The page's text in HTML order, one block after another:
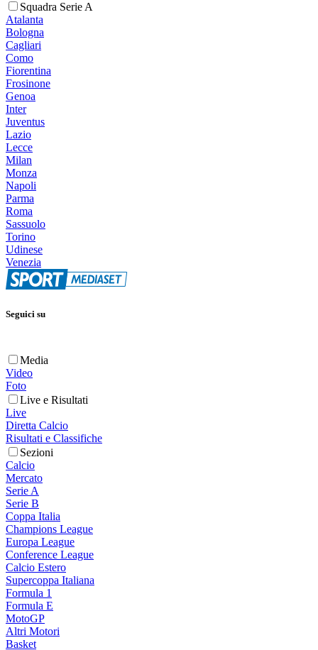
Squadra Serie A
Atalanta
Bologna
Cagliari
Como
Fiorentina
Frosinone
Genoa
Inter
Juventus
Lazio
Lecce
Milan
Monza
Napoli
Parma
Roma
Sassuolo
Torino
Udinese
Venezia
Seguici su
Media
Video
Foto
Live e Risultati
Live
Diretta Calcio
Risultati e Classifiche
Sezioni
Calcio
Mercato
Serie A
Serie B
Coppa Italia
Champions League
Europa League
Conference League
Calcio Estero
Supercoppa Italiana
Formula 1
Formula E
MotoGP
Altri Motori
Basket